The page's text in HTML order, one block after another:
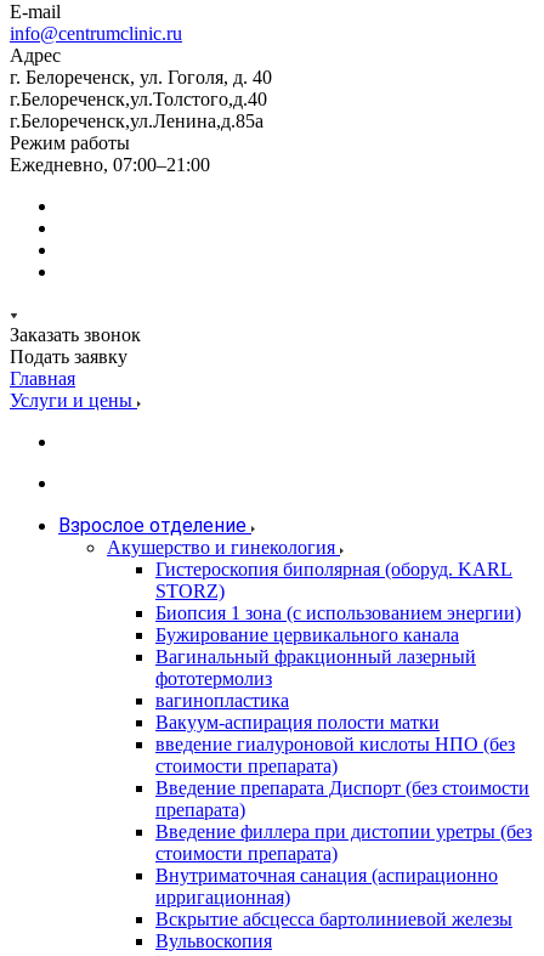
E-mail
info@centrumclinic.ru
Адрес
г. Белореченск, ул. Гоголя, д. 40
г.Белореченск,ул.Толстого,д.40
г.Белореченск,ул.Ленина,д.85а
Режим работы
Ежедневно, 07:00–21:00
Заказать звонок
Подать заявку
Главная
Услуги и цены
Взрослое отделение
Акушерство и гинекология
Гистероскопия биполярная (оборуд. KARL
STORZ)
Биопсия 1 зона (с использованием энергии)
Бужирование цервикального канала
Вагинальный фракционный лазерный
фототермолиз
вагинопластика
Вакуум-аспирация полости матки
введение гиалуроновой кислоты НПО (без
стоимости препарата)
Введение препарата Диспорт (без стоимости
препарата)
Введение филлера при дистопии уретры (без
стоимости препарата)
Внутриматочная санация (аспирационно
ирригационная)
Вскрытие абсцесса бартолиниевой железы
Вульвоскопия